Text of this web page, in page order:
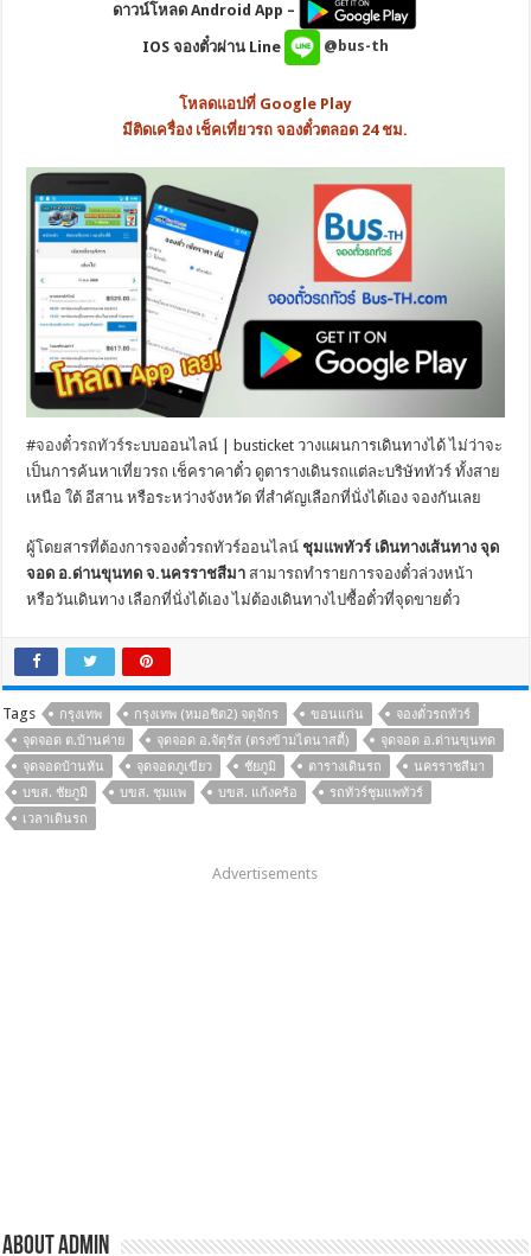
ดาวน์โหลด Android App –
IOS จองตั๋วผ่าน Line
@bus-th
โหลดแอปที่ Google Play
มีติดเครื่อง เช็คเที่ยวรถ จองตั๋วตลอด 24 ชม.
#จองตั๋วรถทัวร์ระบบออนไลน์ | busticket วางแผนการเดินทางได้ ไม่ว่าจะ
เป็นการค้นหาเที่ยวรถ เช็คราคาตั๋ว ดูตารางเดินรถแต่ละบริษัททัวร์ ทั้งสาย
เหนือ ใต้ อีสาน หรือระหว่างจังหวัด ที่สำคัญเลือกที่นั่งได้เอง จองกันเลย
ผู้โดยสารที่ต้องการจองตั๋วรถทัวร์ออนไลน์ ชุมแพทัวร์ เดินทางเส้นทาง จุด
จอด อ.ด่านขุนทด จ.นครราชสีมา สามารถทำรายการจองตั๋วล่วงหน้า
หรือวันเดินทาง เลือกที่นั่งได้เอง ไม่ต้องเดินทางไปซื้อตั๋วที่จุดขายตั๋ว
Tags กรุงเทพ กรุงเทพ (หมอชิต2) จตุจักร ขอนแก่น
จองตั๋วรถทัวร์
จุดจอด ต.บ้านค่าย
จุดจอด อ.จัตุรัส (ตรงข้ามไดนาสตี้)
จุดจอด อ.ด่านขุนทด
จุดจอดบ้านหัน
จุดจอดภูเขียว ชัยภูมิ ตารางเดินรถ
นครราชสีมา
บขส. ชัยภูมิ
บขส. ชุมแพ บขส. แก้งคร้อ
รถทัวร์ชุมแพทัวร์
เวลาเดินรถ
Advertisements
About admin